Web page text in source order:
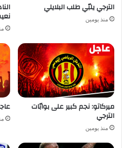
الترجي يلبّي طلب البلايلي
منذ يومين
ميركاتو: نجم كبير على بوابّات
الترجي
منذ يومين
منذ